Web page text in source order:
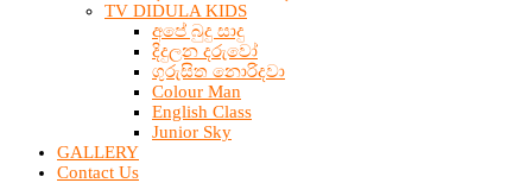
TV DIDULA KIDS
අපේ බුදු සාදු
දිදුලන දරුවෝ
ගුරුසිත නොරිදවා
Colour Man
English Class
Junior Sky
GALLERY
Contact Us